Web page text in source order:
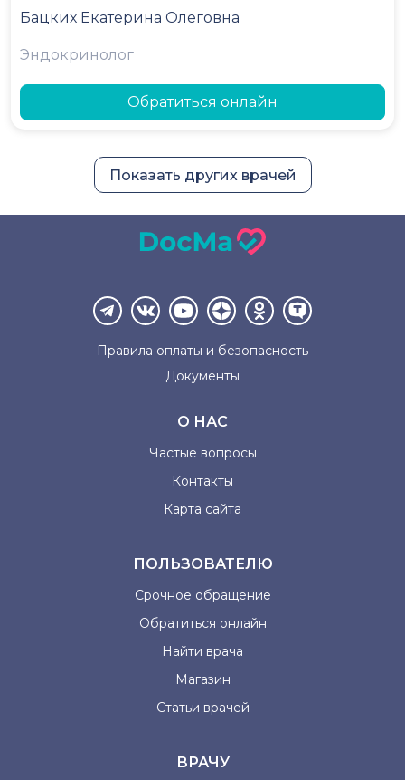
Бацких Екатерина Олеговна
Эндокринолог
Обратиться онлайн
Показать других врачей
Правила оплаты и безопасность
Документы
О НАС
Частые вопросы
Контакты
Карта сайта
ПОЛЬЗОВАТЕЛЮ
Срочное обращение
Обратиться онлайн
Найти врача
Магазин
Статьи врачей
ВРАЧУ